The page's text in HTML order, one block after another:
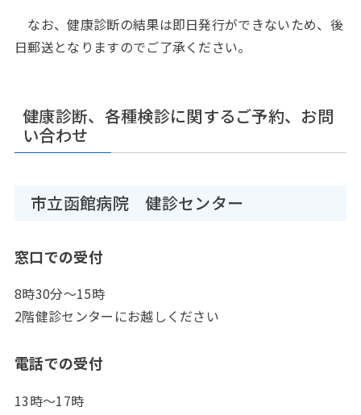
なお、健康診断の結果は即日発行ができないため、後
日郵送となりますのでご了承ください。
健康診断、各種検診に関するご予約、お問
い合わせ
市立函館病院 健診センター
窓口での受付
8時30分～15時
2階健診センターにお越しください
電話での受付
13時～17時